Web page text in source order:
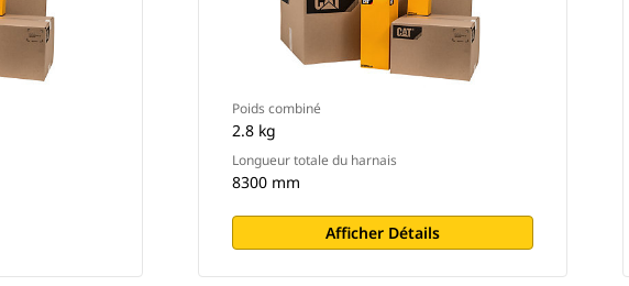
Poids combiné
2.8 kg
Longueur totale du harnais
8300 mm
Afficher Détails